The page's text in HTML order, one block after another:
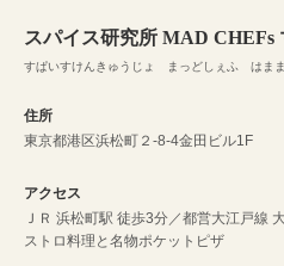
スパイス研究所 MAD CHEFs
すぱいすけんきゅうじょ まっどしぇふ はま
住所
東京都港区浜松町２-8-4金田ビル1F
アクセス
ＪＲ 浜松町駅 徒歩3分／都営大江戸線
ストロ料理と名物ポケットピザ